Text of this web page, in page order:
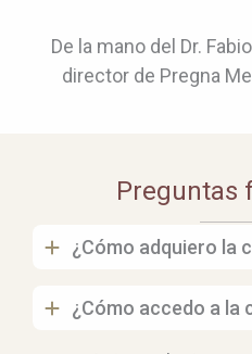
De la mano del Dr.
director de Pregna
Preguntas
¿Cómo adquiero la
¿Cómo accedo a la